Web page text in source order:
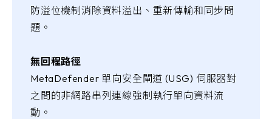
防溢位機制消除資料溢出、重新傳輸和同步問
題。
無回程路徑
MetaDefender 單向安全閘道 (USG) 伺服器對
之間的非網路串列連線強制執行單向資料流
動。